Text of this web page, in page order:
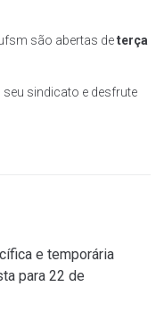
são abertas deterça
seu sindicato e desfrute
e temporária
para 22 de